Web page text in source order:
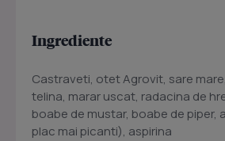
Ingrediente
Castraveti, otet Agrovit, sare
telina, marar uscat, radacina de
boabe de mustar, boabe de piper,
plac mai picanti), aspirina